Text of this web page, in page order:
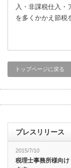
入・非課税仕入・
を多くかかえ節税
トップページに戻る
プレスリリース
2015/7/10
税理士事務所様向